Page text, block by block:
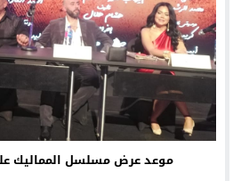
موعد عرض مسلسل المماليك